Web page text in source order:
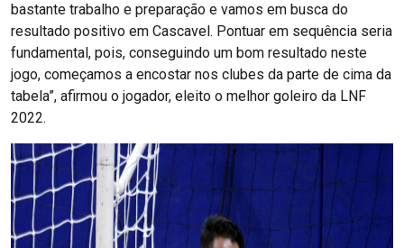
bastante trabalho e preparação e vamos em busca do
resultado positivo em Cascavel. Pontuar em sequência seria
fundamental, pois, conseguindo um bom resultado neste
jogo, começamos a encostar nos clubes da parte de cima da
tabela”, afirmou o jogador, eleito o melhor goleiro da LNF
2022.